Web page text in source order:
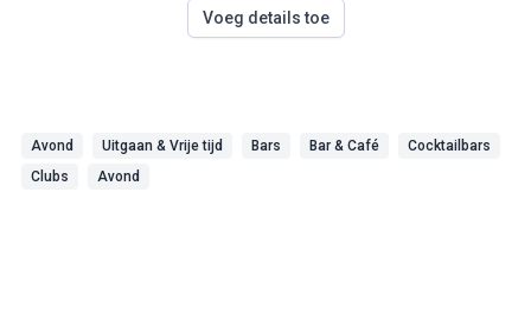
Voeg details toe
Avond Uitgaan & Vrije tijd Bars Bar & Café
Cocktailbars
Clubs
Avond